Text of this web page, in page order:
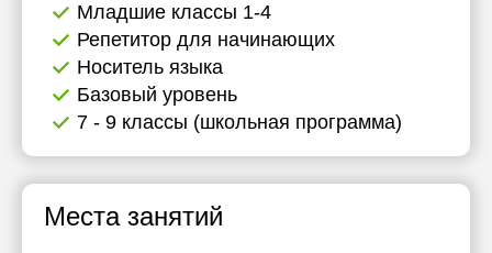
Младшие классы 1-4
Репетитор для начинающих
Носитель языка
Базовый уровень
7 - 9 классы (школьная программа)
Места занятий